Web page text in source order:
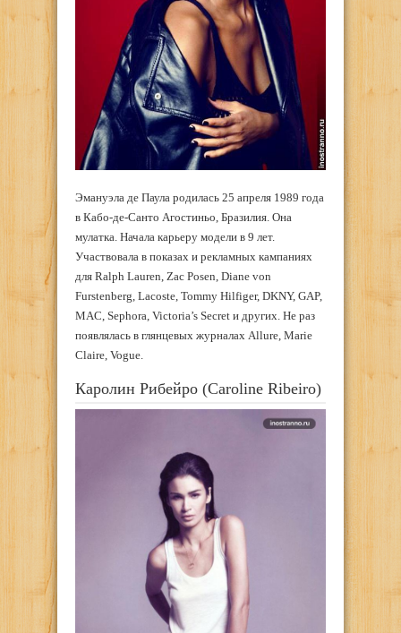
Эмануэла де Паула родилась 25 апреля 1989 года
в Кабо-де-Санто Агостиньо, Бразилия. Она
мулатка. Начала карьеру модели в 9 лет.
Участвовала в показах и рекламных кампаниях
для Ralph Lauren, Zac Posen, Diane von
Furstenberg, Lacoste, Tommy Hilfiger, DKNY, GAP,
MAC, Sephora, Victoria’s Secret и других. Не раз
появлялась в глянцевых журналах Allure, Marie
Claire, Vogue.
Каролин Рибейро (Caroline Ribeiro)